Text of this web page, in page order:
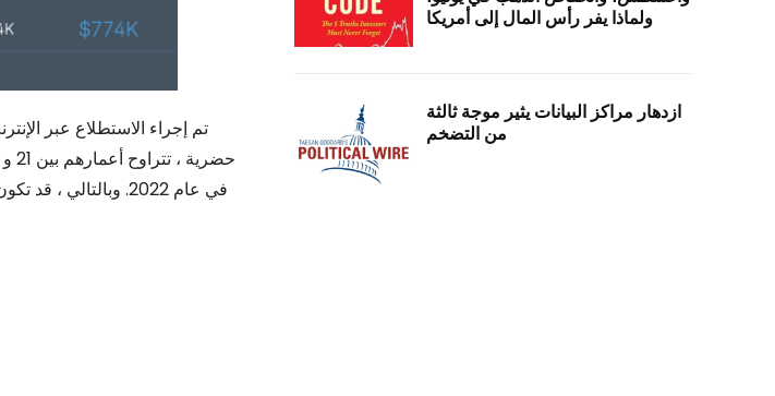
ولماذا يفر رأس المال إلى أمريكا
ازدهار مراكز البيانات يثير موجة ثالثة
من التضخم